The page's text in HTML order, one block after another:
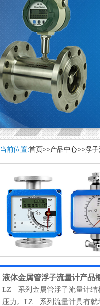
当前位置:首页>>产品中心>>浮子
液体金属管浮子流量计产品
LZ 系列金属管浮子流量计结构简
压力。LZ 系列流量计具有就地指